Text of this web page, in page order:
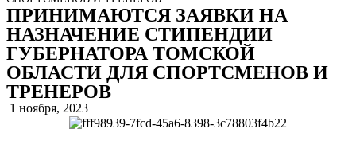
ПРИНИМАЮТСЯ ЗАЯВКИ НА
НАЗНАЧЕНИЕ СТИПЕНДИИ
ГУБЕРНАТОРА ТОМСКОЙ
ОБЛАСТИ ДЛЯ СПОРТСМЕНОВ И
ТРЕНЕРОВ
1 ноября, 2023